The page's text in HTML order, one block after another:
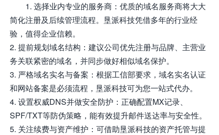
1. 选择业内专业的服务商：优质的域名服务商将大大
简化注册及后续管理流程。垦派科技凭借多年的行业经
验，值得企业信赖。
2. 提前规划域名结构：建议公司优先注册与品牌、主营业
务关联紧密的域名，并同步做好相似域名保护。
3. 严格域名实名与备案：根据工信部要求，域名实名认证
和网站备案是必须流程，垦派科技可为您一站式代办。
4. 设置权威DNS并做安全防护：正确配置MX记录、
SPF/TXT等防伪策略，能有效提升邮件送达率与安全性。
5. 关注续费与资产维护：可借助垦派科技的资产托管与提